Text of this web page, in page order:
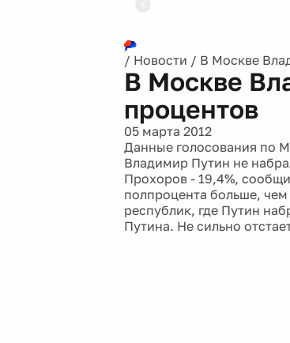
/ Новости / В Москве
В Москве
процентов
05 марта 2012
Данные голосования по
Владимир Путин не
Прохоров - 19,4%,
полпроцента больше,
республик, где Путин
Путина. Не сильно